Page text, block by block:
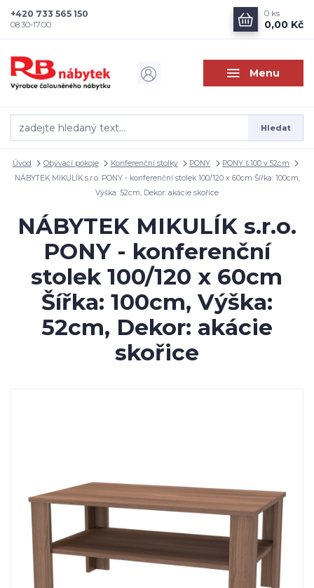
Menu
Hledat
+420 733 565 150
08.30-17.00
0 ks
0,00 Kč
Úvod Obývací pokoje Konferenční stolky PONY
PONY š.100 v.52cm
NÁBYTEK MIKULÍK s.r.o. PONY - konferenční stolek 100/120 x 60cm Šířka: 100cm,
Výška: 52cm, Dekor: akácie skořice
NÁBYTEK MIKULÍK s.r.o.
PONY - konferenční
stolek 100/120 x 60cm
Šířka: 100cm, Výška:
52cm, Dekor: akácie
skořice